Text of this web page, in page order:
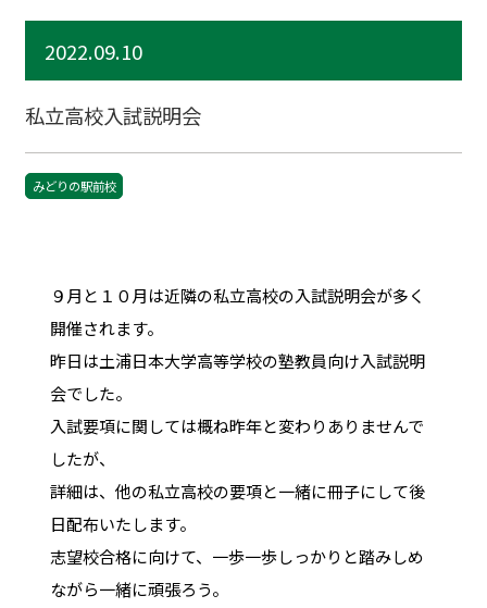
2022.09.10
私立高校入試説明会
みどりの駅前校
９月と１０月は近隣の私立高校の入試説明会が多く
開催されます。
昨日は土浦日本大学高等学校の塾教員向け入試説明
会でした。
入試要項に関しては概ね昨年と変わりありませんで
したが、
詳細は、他の私立高校の要項と一緒に冊子にして後
日配布いたします。
志望校合格に向けて、一歩一歩しっかりと踏みしめ
ながら一緒に頑張ろう。